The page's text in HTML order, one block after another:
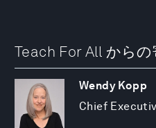
Teach For All から
Wendy Kopp
Chief